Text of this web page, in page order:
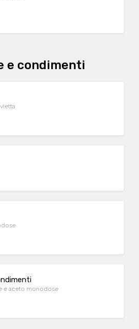
e condimenti
e aceto monodose